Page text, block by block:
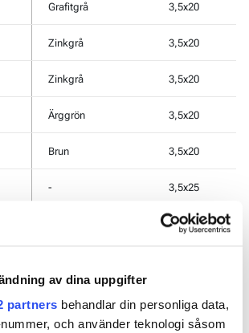
av dina uppgifter
partners behandlar din personliga data,
och använder teknologi såsom
Grafitgrå 3,5x20
Zinkgrå 3,5x20
Zinkgrå 3,5x20
Ärggrön 3,5x20
Brun 3,5x20
- 3,5x25
3,5x25